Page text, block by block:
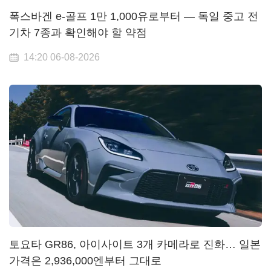
폭스바겐 e-골프 1만 1,000유로부터 — 독일 중고 전
기차 7종과 확인해야 할 약점
14:20 06-08-2026
토요타 GR86, 아이사이트 3개 카메라로 진화… 일본
가격은 2,936,000엔부터 그대로